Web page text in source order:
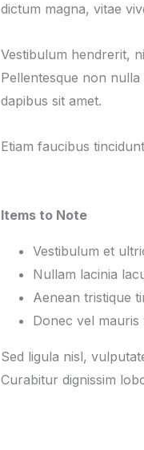
dictum magna, vitae
Vestibulum hendrerit,
Pellentesque non
dapibus sit amet.
Etiam faucibus
Items to Note
Vestibulum et
Nullam lacinia
Aenean tristique
Donec vel mauris
Sed ligula nisl,
Curabitur dignissim